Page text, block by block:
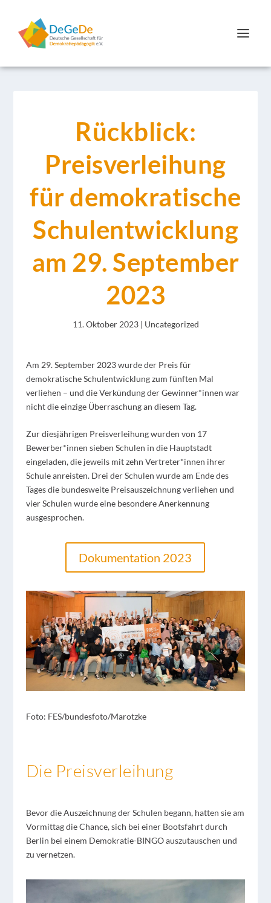
Rückblick:
Preisverleihung
für demokratische
Schulentwicklung
am 29. September
2023
11. Oktober 2023| Uncategorized
Am 29. September 2023 wurde der Preis für
demokratische Schulentwicklung zum fünften Mal
verliehen – und die Verkündung der Gewinner*innen war
nicht die einzige Überraschung an diesem Tag.
Zur diesjährigen Preisverleihung wurden von 17
Bewerber*innen sieben Schulen in die Hauptstadt
eingeladen, die jeweils mit zehn Vertreter*innen ihrer
Schule anreisten. Drei der Schulen wurde am Ende des
Tages die bundesweite Preisauszeichnung verliehen und
vier Schulen wurde eine besondere Anerkennung
ausgesprochen.
Dokumentation 2023
Foto: FES/bundesfoto/Marotzke
Die Preisverleihung
Bevor die Auszeichnung der Schulen begann, hatten sie am
Vormittag die Chance, sich bei einer Bootsfahrt durch
Berlin bei einem Demokratie-BINGO auszutauschen und
zu vernetzen.